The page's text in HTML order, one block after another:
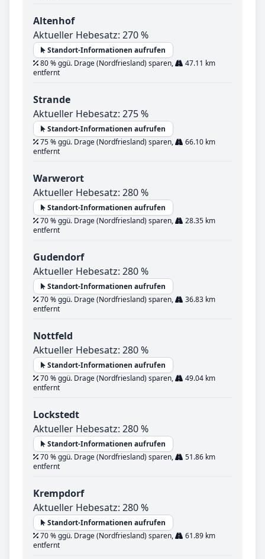
Altenhof
Aktueller Hebesatz: 270 %
Standort-Informationen aufrufen
80 % ggü. Drage (Nordfriesland) sparen,
47.11 km
entfernt
Strande
Aktueller Hebesatz: 275 %
Standort-Informationen aufrufen
75 % ggü. Drage (Nordfriesland) sparen,
66.10 km
entfernt
Warwerort
Aktueller Hebesatz: 280 %
Standort-Informationen aufrufen
70 % ggü. Drage (Nordfriesland) sparen,
28.35 km
entfernt
Gudendorf
Aktueller Hebesatz: 280 %
Standort-Informationen aufrufen
70 % ggü. Drage (Nordfriesland) sparen,
36.83 km
entfernt
Nottfeld
Aktueller Hebesatz: 280 %
Standort-Informationen aufrufen
70 % ggü. Drage (Nordfriesland) sparen,
49.04 km
entfernt
Lockstedt
Aktueller Hebesatz: 280 %
Standort-Informationen aufrufen
70 % ggü. Drage (Nordfriesland) sparen,
51.86 km
entfernt
Krempdorf
Aktueller Hebesatz: 280 %
Standort-Informationen aufrufen
70 % ggü. Drage (Nordfriesland) sparen,
61.89 km
entfernt